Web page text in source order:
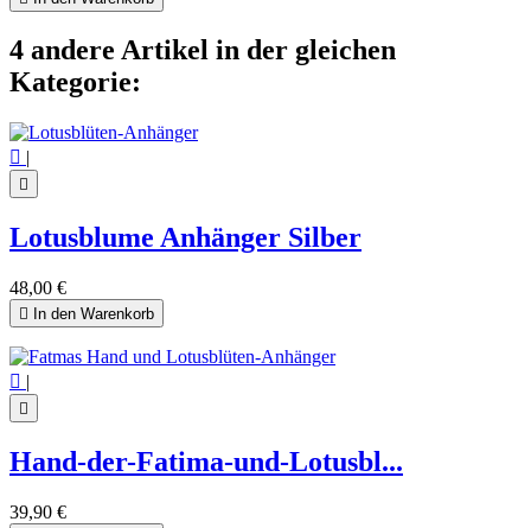
4 andere Artikel in der gleichen
Kategorie:
 |

Lotusblume Anhänger Silber
48,00 €
 In den Warenkorb
 |

Hand-der-Fatima-und-Lotusbl...
39,90 €